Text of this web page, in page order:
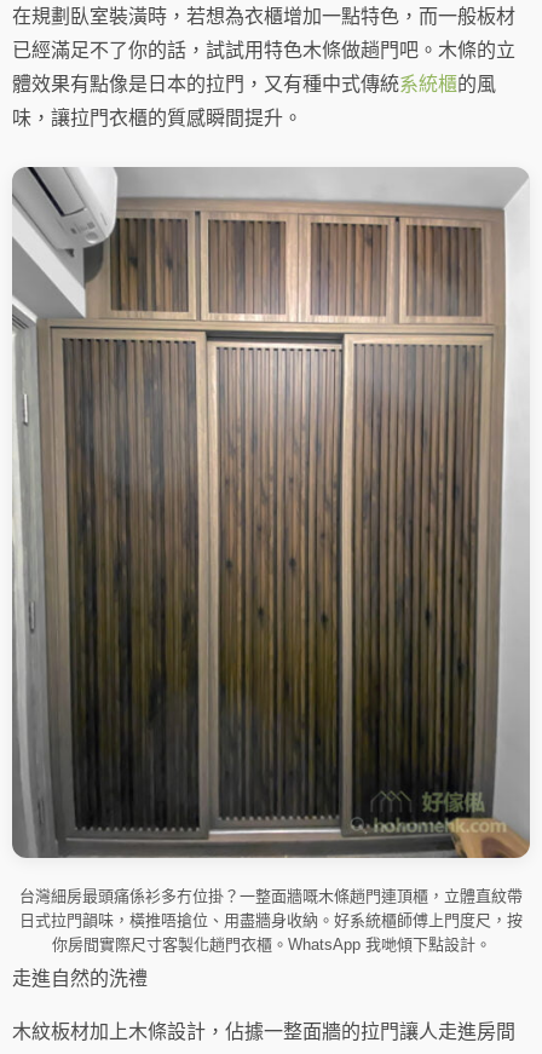
在規劃臥室裝潢時，若想為衣櫃增加一點特色，而一般板材
已經滿足不了你的話，試試用特色木條做趟門吧。木條的立
體效果有點像是日本的拉門，又有種中式傳統系統櫃的風
味，讓拉門衣櫃的質感瞬間提升。
台灣細房最頭痛係衫多冇位掛？一整面牆嘅木條趟門連頂櫃，立體直紋帶
日式拉門韻味，橫推唔搶位、用盡牆身收納。好系統櫃師傅上門度尺，按
你房間實際尺寸客製化趟門衣櫃。WhatsApp 我哋傾下點設計。
走進自然的洗禮
木紋板材加上木條設計，佔據一整面牆的拉門讓人走進房間